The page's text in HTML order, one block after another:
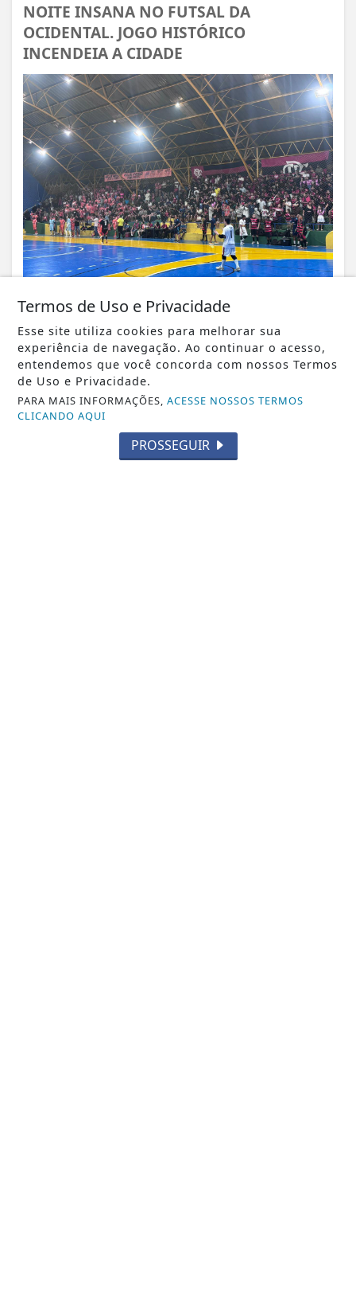
NOITE INSANA NO FUTSAL DA
OCIDENTAL. JOGO HISTÓRICO
INCENDEIA A CIDADE
VISUALIZAR
FUTSAL - OCIDENTAL
ARQUIBANCADAS LOTADAS,
Termos de Uso e Privacidade
Esse site utiliza cookies para melhorar sua
experiência de navegação. Ao continuar o acesso,
entendemos que você concorda com nossos Termos
de Uso e Privacidade.
PARA MAIS INFORMAÇÕES,ACESSE NOSSOS TERMOS
CLICANDO AQUI
PROSSEGUIR